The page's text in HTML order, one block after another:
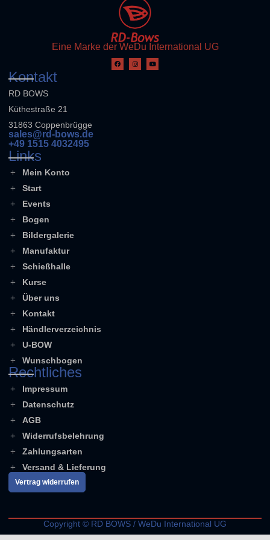
Eine Marke der WeDu International UG
Kontakt
RD BOWS
Küthestraße 21
31863 Coppenbrügge
sales@rd-bows.de
+49 1515 4032495
Links
Mein Konto
Start
Events
Bogen
Bildergalerie
Manufaktur
Schießhalle
Kurse
Über uns
Kontakt
Händlerverzeichnis
U-BOW
Wunschbogen
Rechtliches
Impressum
Datenschutz
AGB
Widerrufsbelehrung
Zahlungsarten
Versand & Lieferung
Vertrag widerrufen
Copyright © RD BOWS / WeDu International UG